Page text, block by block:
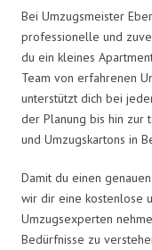
Bei Umzugsmeister
professionelle und
du ein kleines
Team von erfahrenen
unterstützt dich bei
der Planung bis hin
und Umzugskartons in
Damit du einen
wir dir eine kostenlose
Umzugsexperten
Bedürfnisse zu